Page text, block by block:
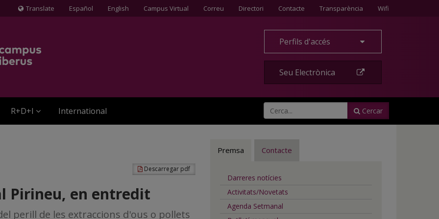
Icona
Translate Español English Campus Virtual Correu Directori Contacte
Contacte Transparència Wifi
Perfils d'accés
Seu Electrònica
R+D+I International Cercar
Descarregar pdf
Pirineu, en entredit
perill de les extraccions d'ous o pollets
Premsa Contacte
Darreres notícies
Activitats/Novetats
Agenda Setmanal